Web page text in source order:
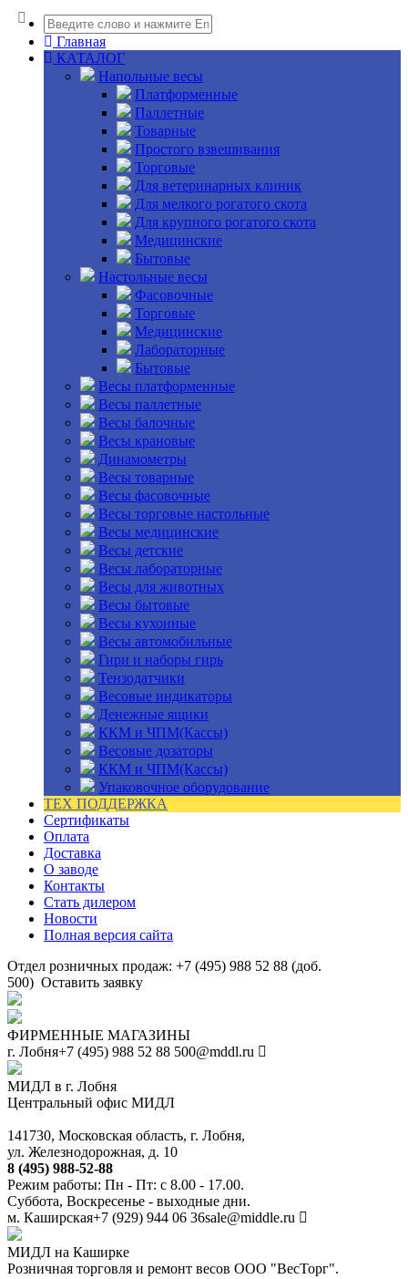
Главная
КАТАЛОГ
Напольные весы
Платформенные
Паллетные
Товарные
Простого взвешивания
Торговые
Для ветеринарных клиник
Для мелкого рогатого скота
Для крупного рогатого скота
Медицинские
Бытовые
Настольные весы
Фасовочные
Торговые
Медицинские
Лабораторные
Бытовые
Весы платформенные
Весы паллетные
Весы балочные
Весы крановые
Динамометры
Весы товарные
Весы фасовочные
Весы торговые настольные
Весы медицинские
Весы детские
Весы лабораторные
Весы для животных
Весы бытовые
Весы кухонные
Весы автомобильные
Гири и наборы гирь
Тензодатчики
Весовые индикаторы
Денежные ящики
ККМ и ЧПМ(Кассы)
Весовые дозаторы
ККМ и ЧПМ(Кассы)
Упаковочное оборудование
ТЕХ ПОДДЕРЖКА
Сертификаты
Оплата
Доставка
О заводе
Контакты
Стать дилером
Новости
Полная версия сайта
Отдел розничных продаж: +7 (495) 988 52 88 (доб.
500) Оставить заявку
ФИРМЕННЫЕ МАГАЗИНЫ
г. Лобня+7 (495) 988 52 88 500@mddl.ru
МИДЛ в г. Лобня
Центральный офис МИДЛ
141730, Московская область, г. Лобня,
ул. Железнодорожная, д. 10
8 (495) 988-52-88
Режим работы: Пн - Пт: с 8.00 - 17.00.
Суббота, Воскресенье - выходные дни.
м. Каширская+7 (929) 944 06 36sale@middle.ru
МИДЛ на Каширке
Розничная торговля и ремонт весов ООО "ВесТорг".